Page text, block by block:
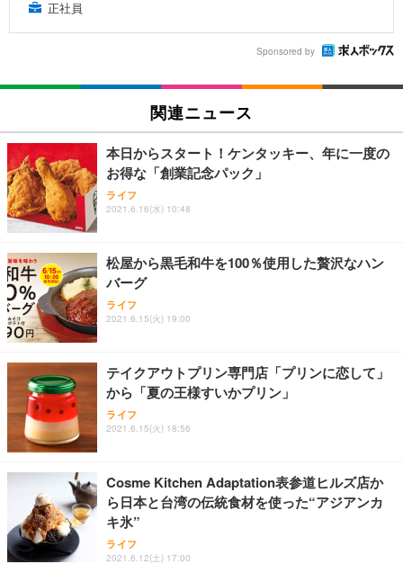
正社員
Sponsored by
関連ニュース
本日からスタート！ケンタッキー、年に一度の
お得な「創業記念パック」
ライフ
2021.6.16(水) 10:48
松屋から黒毛和牛を100％使用した贅沢なハン
バーグ
ライフ
2021.6.15(火) 19:00
テイクアウトプリン専門店「プリンに恋して」
から「夏の王様すいかプリン」
ライフ
2021.6.15(火) 18:56
Cosme Kitchen Adaptation表参道ヒルズ店か
ら日本と台湾の伝統食材を使った“アジアンカ
キ氷”
ライフ
2021.6.12(土) 17:00